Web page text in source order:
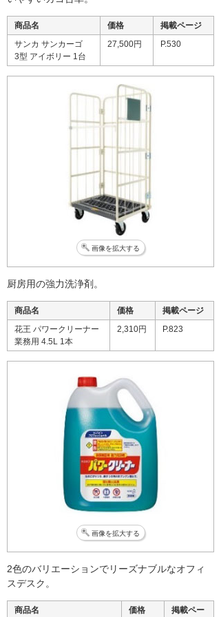
商品名 価格
掲載ページ
サンカ サンカーゴ
3型 アイボリー 1台
27,500円 P.530
画像を拡大する
厨房用の強力洗浄剤。
商品名 価格
掲載ページ
花王 パワークリーナー
業務用 4.5L 1本
2,310円 P.823
画像を拡大する
2色のバリエーションでリーズナブルなオフィ
スデスク。
商品名 価格
掲載ペー